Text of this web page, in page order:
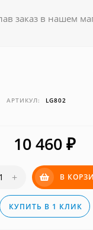
заказ в нашем
АРТИКУЛ: LG802
10 460₽
+ В
КУПИТЬ В 1 КЛИК